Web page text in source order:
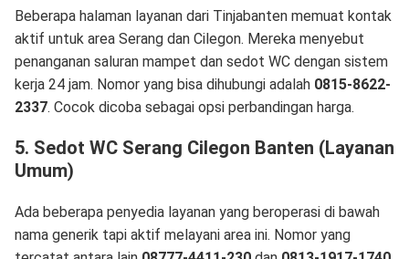
Beberapa halaman layanan dari Tinjabanten memuat kontak
aktif untuk area Serang dan Cilegon. Mereka menyebut
penanganan saluran mampet dan sedot WC dengan sistem
kerja 24 jam. Nomor yang bisa dihubungi adalah 0815-8622-
2337. Cocok dicoba sebagai opsi perbandingan harga.
5. Sedot WC Serang Cilegon Banten (Layanan
Umum)
Ada beberapa penyedia layanan yang beroperasi di bawah
nama generik tapi aktif melayani area ini. Nomor yang